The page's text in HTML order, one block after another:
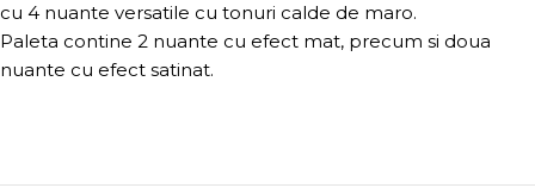
cu 4 nuante versatile cu tonuri calde de maro.
Paleta contine 2 nuante cu efect mat, precum si doua
nuante cu efect satinat.